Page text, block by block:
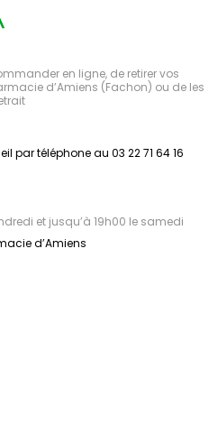
en ligne, de retirer vos
d’Amiens (Fachon) ou de les
par téléphone au 03 22 71 64 16
et jusqu’à 19h00 le samedi
d’Amiens